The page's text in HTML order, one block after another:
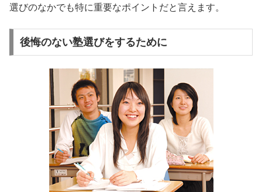
選びのなかでも特に重要なポイントだと言えます。
後悔のない塾選びをするために